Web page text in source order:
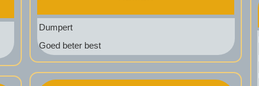
Dumpert
Goed beter best